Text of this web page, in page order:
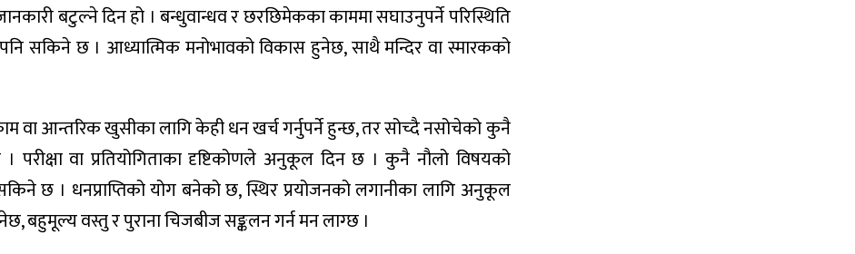
बटुल्ने दिन हो । बन्धुवान्धव र छरछिमेकका काममा सघाउनुपर्ने परिस्थिति
सकिने छ । आध्यात्मिक मनोभावको विकास हुनेछ, साथै मन्दिर वा स्मारकको
वा आन्तरिक खुसीका लागि केही धन खर्च गर्नुपर्ने हुन्छ, तर सोच्दै नसोचेको कुनै
वा प्रतियोगिताका दृष्टिकोणले अनुकूल दिन छ । कुनै नौलो विषयको
सकिने छ । धनप्राप्तिको योग बनेको छ, स्थिर प्रयोजनको लगानीका लागि अनुकूल
बहुमूल्य वस्तु र पुराना चिजबीज सङ्कलन गर्न मन लाग्छ ।